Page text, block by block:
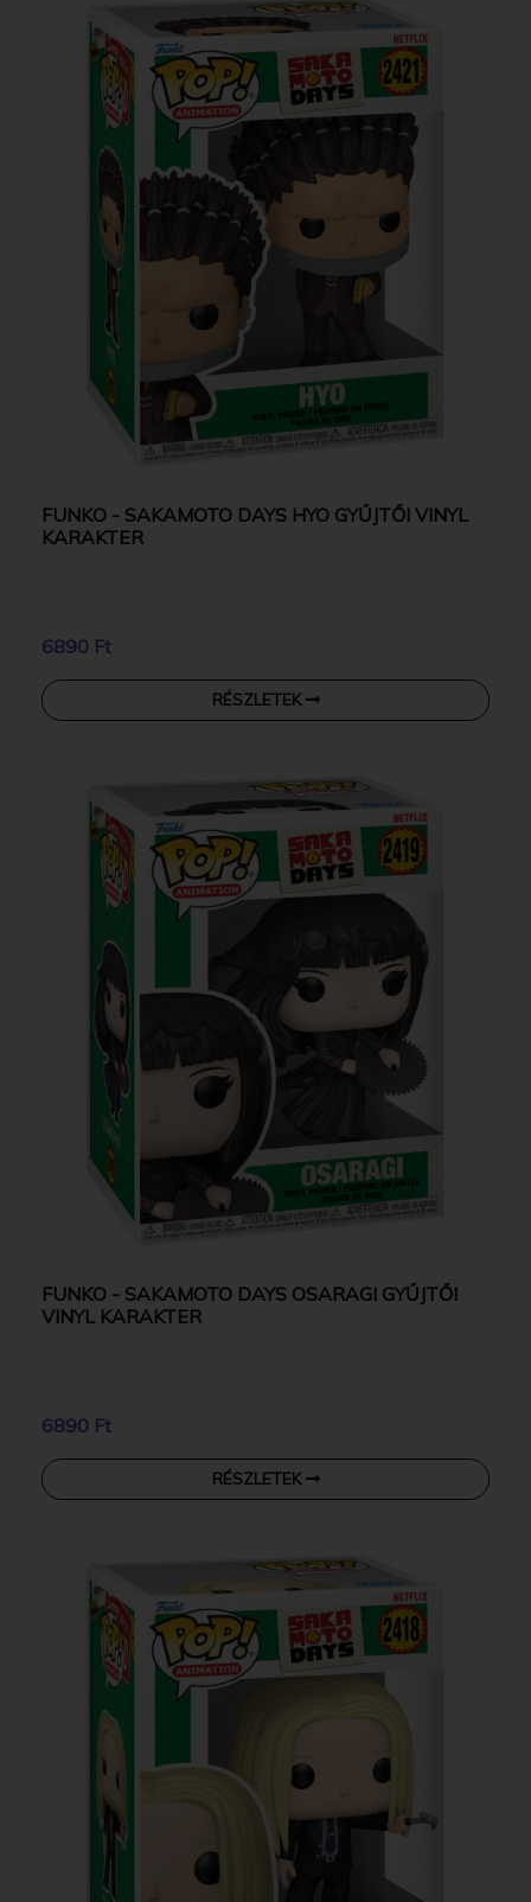
FUNKO - SAKAMOTO DAYS HYO GYŰJTŐI VINYL
KARAKTER
6890 Ft
RÉSZLETEK
FUNKO - SAKAMOTO DAYS OSARAGI GYŰJTŐI
VINYL KARAKTER
6890 Ft
RÉSZLETEK